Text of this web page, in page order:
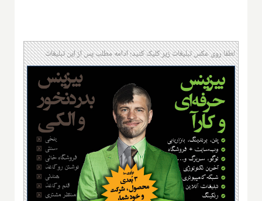
لطفا روی عکس تبلیغات زیر کلیک کنید؛ ادامه مطلب پس از این تبلیغات